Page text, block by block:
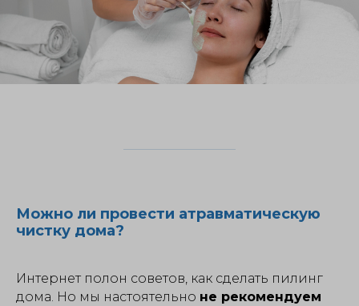
Можно ли провести атравматическую
чистку дома?
Интернет полон советов, как сделать пилинг
дома. Но мы настоятельно не рекомендуем